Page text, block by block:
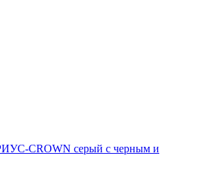
CROWN серый с черным и